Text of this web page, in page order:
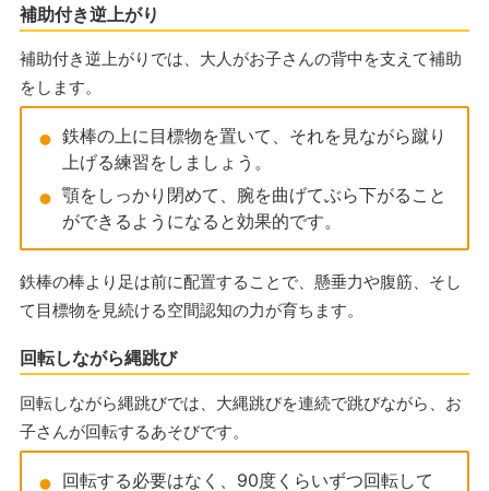
補助付き逆上がり
補助付き逆上がりでは、大人がお子さんの背中を支えて補助
をします。
鉄棒の上に目標物を置いて、それを見ながら蹴り
上げる練習をしましょう。
顎をしっかり閉めて、腕を曲げてぶら下がること
ができるようになると効果的です。
鉄棒の棒より足は前に配置することで、懸垂力や腹筋、そし
て目標物を見続ける空間認知の力が育ちます。
回転しながら縄跳び
回転しながら縄跳びでは、大縄跳びを連続で跳びながら、お
子さんが回転するあそびです。
回転する必要はなく、90度くらいずつ回転して